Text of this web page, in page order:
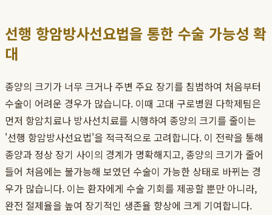
선행 항암방사선요법을 통한 수술 가능성 확
대
종양의 크기가 너무 크거나 주변 주요 장기를 침범하여 처음부터
수술이 어려운 경우가 많습니다. 이때 고대 구로병원 다학제팀은
먼저 항암치료나 방사선치료를 시행하여 종양의 크기를 줄이는
'선행 항암방사선요법'을 적극적으로 고려합니다. 이 전략을 통해
종양과 정상 장기 사이의 경계가 명확해지고, 종양의 크기가 줄어
들어 처음에는 불가능해 보였던 수술이 가능한 상태로 바뀌는 경
우가 많습니다. 이는 환자에게 수술 기회를 제공할 뿐만 아니라,
완전 절제율을 높여 장기적인 생존율 향상에 크게 기여합니다.